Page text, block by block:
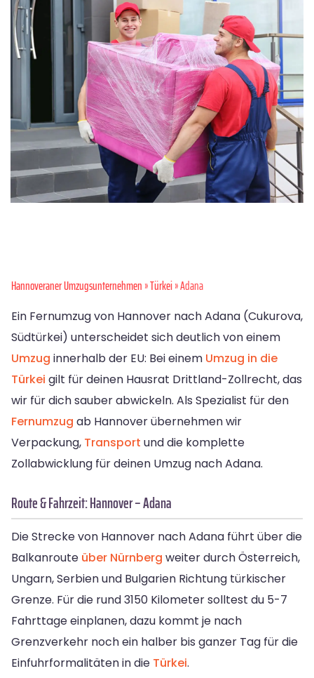
Hannoveraner Umzugsunternehmen»Türkei» Adana
Ein Fernumzug von Hannover nach Adana (Cukurova,
Südtürkei) unterscheidet sich deutlich von einem
Umzug innerhalb der EU: Bei einem Umzug in die
Türkei gilt für deinen Hausrat Drittland-Zollrecht, das
wir für dich sauber abwickeln. Als Spezialist für den
Fernumzug ab Hannover übernehmen wir
Verpackung, Transport und die komplette
Zollabwicklung für deinen Umzug nach Adana.
Route & Fahrzeit: Hannover – Adana
Die Strecke von Hannover nach Adana führt über die
Balkanroute über Nürnberg weiter durch Österreich,
Ungarn, Serbien und Bulgarien Richtung türkischer
Grenze. Für die rund 3150 Kilometer solltest du 5-7
Fahrttage einplanen, dazu kommt je nach
Grenzverkehr noch ein halber bis ganzer Tag für die
Einfuhrformalitäten in die Türkei.